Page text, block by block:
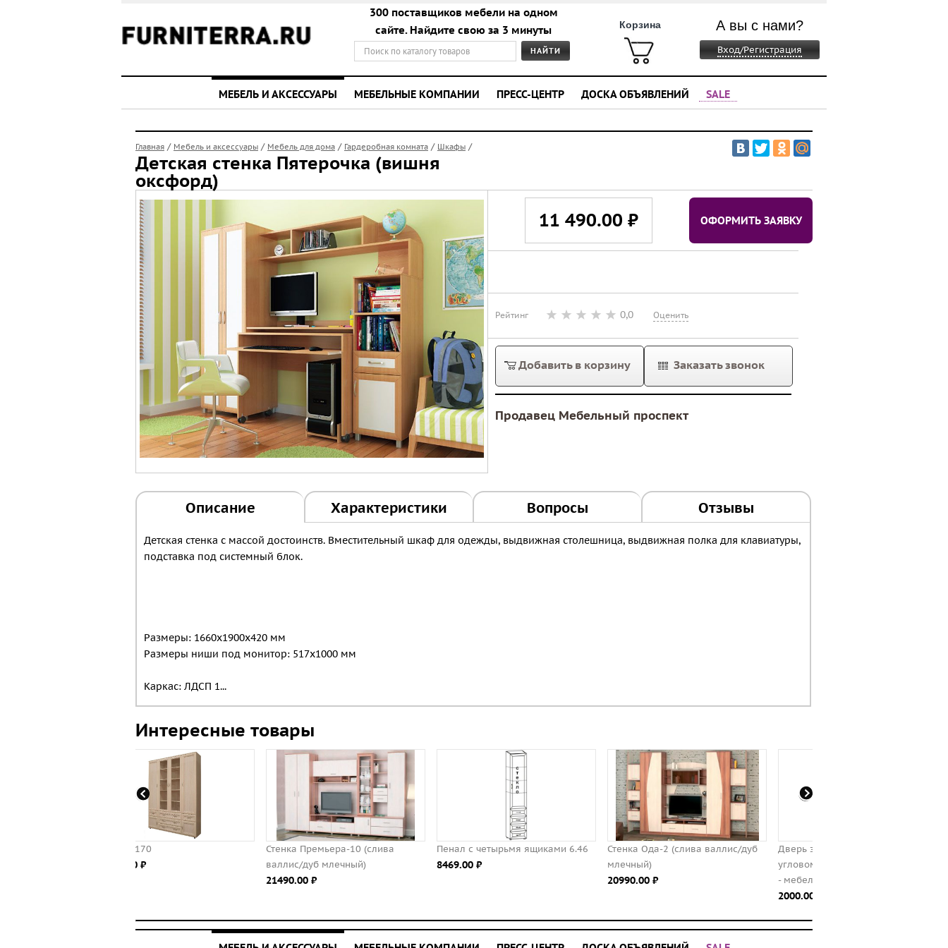
300 поставщиков мебели на одном
сайте. Найдите свою за 3 минуты
Корзина А вы с нами?
Вход/Регистрация
МЕБЕЛЬ И АКСЕССУАРЫ МЕБЕЛЬНЫЕ КОМПАНИИ ПРЕСС-ЦЕНТР ДОСКА ОБЪЯВЛЕНИЙ SALE
Главная / Мебель и аксессуары / Мебель для дома / Гардеробная комната / Шкафы /
Детская стенка Пятерочка (вишня
оксфорд)
11 490.00 ⃏
ОФОРМИТЬ ЗАЯВКУ
Рейтинг 0,0 Оценить
Добавить в корзину Заказать звонок
Продавец Мебельный проспект
Описание Характеристики Вопросы Отзывы
Детская стенка с массой достоинств. Вместительный шкаф для одежды, выдвижная столешница, выдвижная полка для клавиатуры,
подставка под системный блок.
Размеры: 1660х1900х420 мм
Размеры ниши под монитор: 517х1000 мм
Каркас: ЛДСП 1...
Интересные товары
Стенка Премьера-10 (слива
валлис/дуб млечный)
Пенал с четырьмя ящиками 6.46
8469.00 ⃏
Стенка Ода-2 (слива валлис/дуб
Дверь зеркальная к шкафу
угловому универсальному № 104
- мебельная фабрика "М-Сервис"